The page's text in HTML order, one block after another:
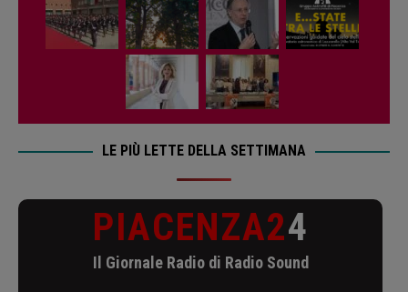
LE PIÙ LETTE DELLA SETTIMANA
PIACENZA24
Il Giornale Radio di Radio Sound